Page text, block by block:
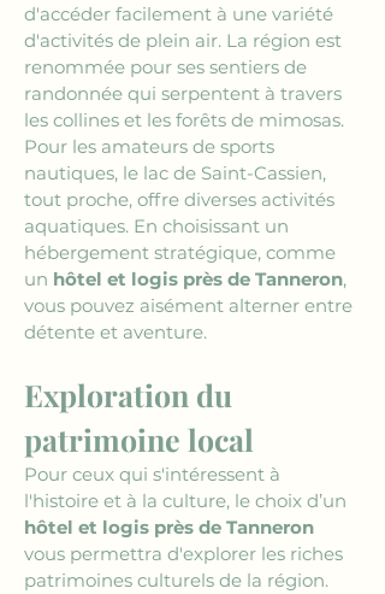
d'accéder facilement à une variété
d'activités de plein air. La région est
renommée pour ses sentiers de
randonnée qui serpentent à travers
les collines et les forêts de mimosas.
Pour les amateurs de sports
nautiques, le lac de Saint-Cassien,
tout proche, offre diverses activités
aquatiques. En choisissant un
hébergement stratégique, comme
un hôtel et logis près de Tanneron,
vous pouvez aisément alterner entre
détente et aventure.
Exploration du
patrimoine local
Pour ceux qui s'intéressent à
l'histoire et à la culture, le choix d’un
hôtel et logis près de Tanneron
vous permettra d'explorer les riches
patrimoines culturels de la région.